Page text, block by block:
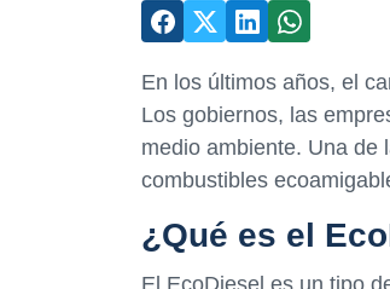
En los últimos años, el
Los gobiernos, las
medio ambiente. Una de
combustibles
¿Qué es el